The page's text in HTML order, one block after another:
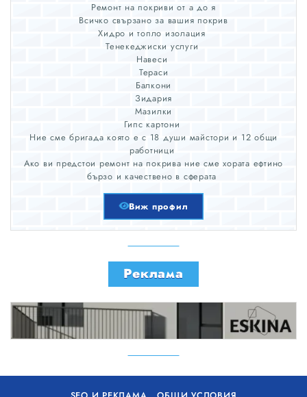
Ремонт на покриви от а до я
Всичко свързано за вашия покрив
Хидро и топло изолация
Тенекеджиски услуги
Навеси
Тераси
Балкони
Зидария
Мазилки
Гипс картони
Ние сме бригада която е с 18 души майстори и 12 общи
работници
Ако ви предстои ремонт на покрива ние сме хората ефтино
бързо и качествено в сферата
Виж профил
Реклама